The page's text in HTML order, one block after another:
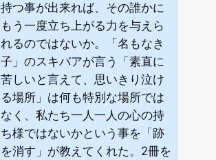
持つ事が出来れば、その誰かに
もう一度立ち上がる力を与えら
れるのではないか。「名もなき
子」のスキバアが言う「素直に
苦しいと言えて、思いきり泣け
る場所」は何も特別な場所では
なく、私たち一人一人の心の持
ち様ではないかという事を「跡
を消す」が教えてくれた。2冊を